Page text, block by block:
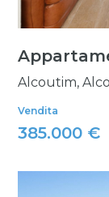
Alcoutim,
Vendita
385.000 €